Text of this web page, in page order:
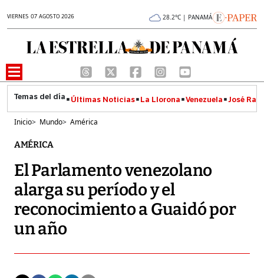
VIERNES 07 AGOSTO 2026 28.2°C | PANAMÁ
Últimas Noticias La Llorona Venezuela José
Inicio> Mundo> América
AMÉRICA
El Parlamento venezolano
alarga su período y el
reconocimiento a Guaidó por
un año